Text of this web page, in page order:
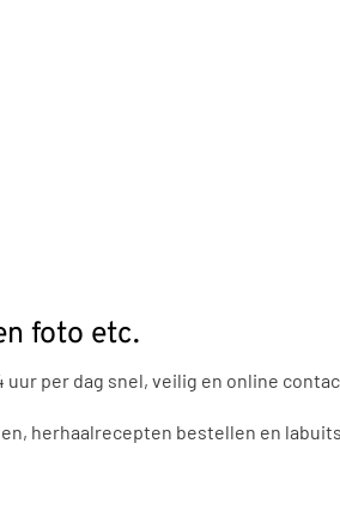
foto etc.
uur per dag snel, veilig en online
herhaalrecepten bestellen en